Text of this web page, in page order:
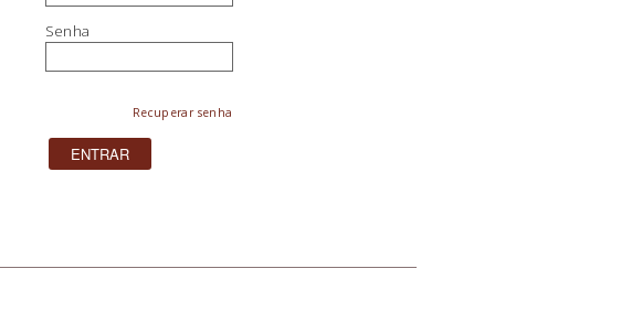
Senha
Recuperar senha